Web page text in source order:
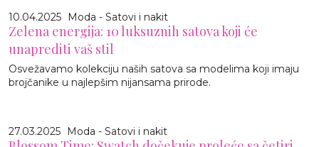
10.04.2025 Moda - Satovi i nakit
Zelena energija: 10 luksuznih satova koji će
unaprediti vaš stil
Osvežavamo kolekciju naših satova sa modelima koji imaju
brojčanike u najlepšim nijansama prirode.
27.03.2025 Moda - Satovi i nakit